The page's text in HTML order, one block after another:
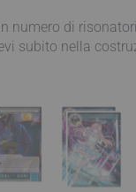
numero di
subito nella